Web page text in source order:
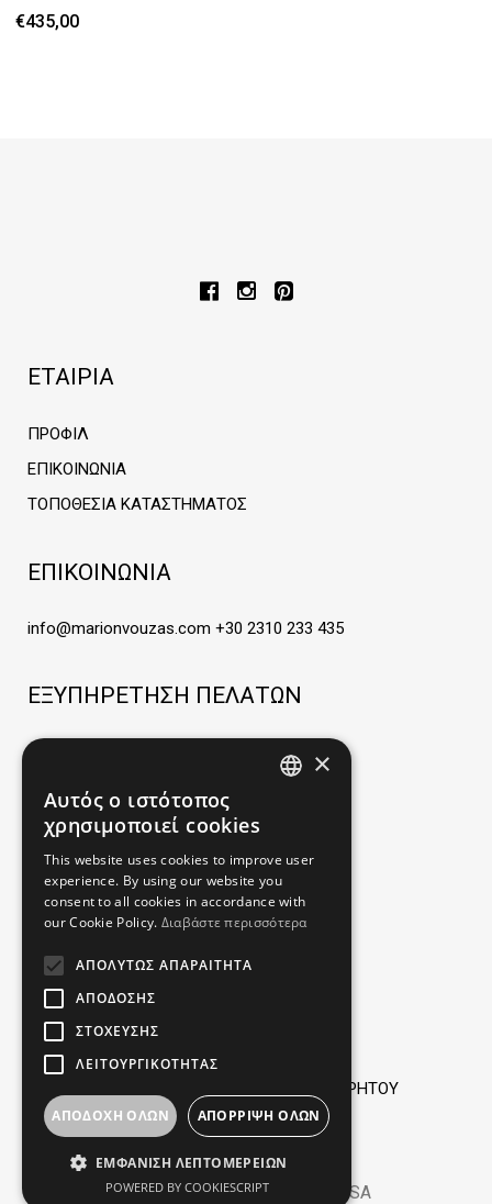
€435,00
ΕΤΑΙΡΙΑ
ΠΡΟΦΙΛ
ΕΠΙΚΟΙΝΩΝΙΑ
ΤΟΠΟΘΕΣΙΑ ΚΑΤΑΣΤΗΜΑΤΟΣ
ΕΠΙΚΟΙΝΩΝΙΑ
info@marionvouzas.com +30 2310 233 435
ΕΞΥΠΗΡΕΤΗΣΗ ΠΕΛΑΤΩΝ
ΕΠΙΣΤΡΟΦΕΣ - ΕΛΑΤΤΩΜΑΤΑ
ΥΠΗΡΕΣΙΑ ΕΠΙΣΚΕΥΗΣ
ΠΛΗΡΟΦΟΡΙΕΣ
ΤΡΟΠΟΙ ΠΛΗΡΩΜΗΣ
ΤΡΟΠΟΙ ΚΑΙ ΕΞΟΔΑ ΑΠΟΣΤΟΛΗΣ
ΠΡΟΣΩΠΙΚΑ ΔΕΔΟΜΕΝΑ - ΠΟΛΙΤΙΚΗ ΑΠΟΡΡΗΤΟΥ
ΠΝΕΥΜΑΤΙΚΗ ΙΔΙΟΚΤΗΣΙΑ - COOKIES
×
Αυτός ο ιστότοπος
χρησιμοποιεί cookies
This website uses cookies to improve user
experience. By using our website you
consent to all cookies in accordance with
our Cookie Policy. Διαβάστε περισσότερα
ΑΠΟΛΎΤΩΣ ΑΠΑΡΑΊΤΗΤΑ
ΑΠΌΔΟΣΗΣ
ΣΤΌΧΕΥΣΗΣ
ΛΕΙΤΟΥΡΓΙΚΌΤΗΤΑΣ
ΑΠΟΔΟΧΉ ΌΛΩΝ ΑΠΌΡΡΙΨΗ ΌΛΩΝ
ΕΜΦΆΝΙΣΗ ΛΕΠΤΟΜΕΡΕΙΏΝ
POWERED BY COOKIESCRIPT